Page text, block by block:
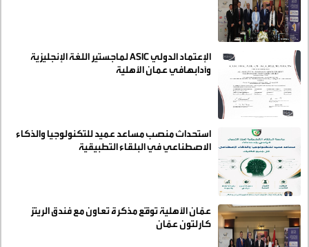
الإعتماد الدولي ASIC لماجستير اللغة الإنجليزية
وآدابهافي عمان الأهلية
استحداث منصب مساعد عميد للتكنولوجيا والذكاء
الاصطناعي في البلقاء التطبيقية
عمّان الأهلية توقّع مذكرة تعاون مع فندق الريتز
كارلتون عمّان